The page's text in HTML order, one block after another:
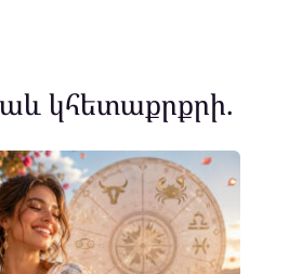
կհետաքրքրի.